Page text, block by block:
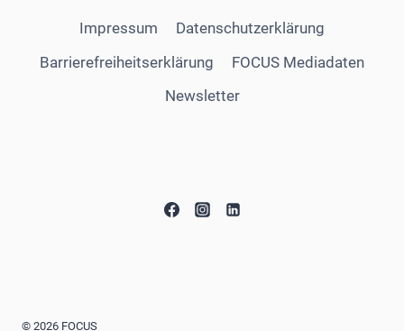
Impressum
Datenschutzerklärung
Barrierefreiheitserklärung
FOCUS Mediadaten
Newsletter
© 2026 FOCUS